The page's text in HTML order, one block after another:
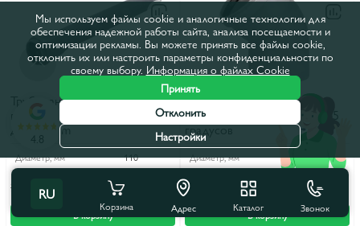
Труба канализационная из
полипропилена (PPR) d.110,
длина-1.5m
Диаметр, мм 110
298 лей266 лей
В корзину
Угол канализационный из
полипропилена (PPR) d.50 45
градусов
Диаметр, мм 50
22 лей 19 лей
В корзину
RU
Корзина Адрес Каталог Звонок
4.8
Мы используем файлы cookie и аналогичные технологии для
обеспечения надежной работы сайта, анализа посещаемости и
оптимизации рекламы. Вы можете принять все файлы cookie,
отклонить их или настроить параметры конфиденциальности по
своему выбору. Информация о файлах Cookie
Принять
Отклонить
Настройки